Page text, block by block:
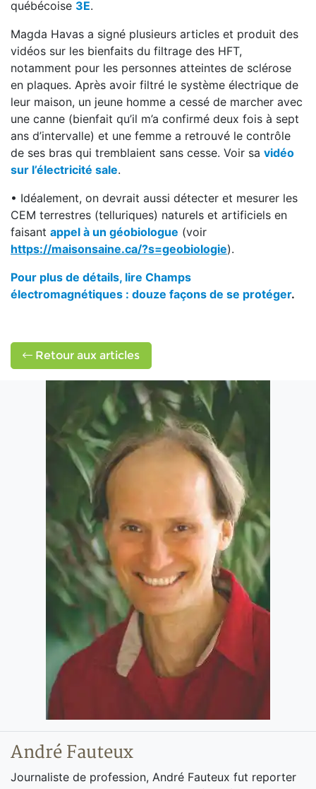
québécoise 3E.
Magda Havas a signé plusieurs articles et produit des
vidéos sur les bienfaits du filtrage des HFT,
notamment pour les personnes atteintes de sclérose
en plaques. Après avoir filtré le système électrique de
leur maison, un jeune homme a cessé de marcher avec
une canne (bienfait qu’il m’a confirmé deux fois à sept
ans d’intervalle) et une femme a retrouvé le contrôle
de ses bras qui tremblaient sans cesse. Voir sa vidéo
sur l’électricité sale.
• Idéalement, on devrait aussi détecter et mesurer les
CEM terrestres (telluriques) naturels et artificiels en
faisant appel à un géobiologue (voir
https://maisonsaine.ca/?s=geobiologie).
Pour plus de détails, lire Champs
électromagnétiques : douze façons de se protéger.
Retour aux articles
André Fauteux
Journaliste de profession, André Fauteux fut reporter